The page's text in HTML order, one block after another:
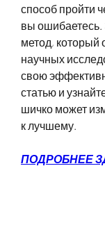
способ пройти
вы
метод, который
научных
свою
статью и
шичко может
к лучшему.
ПОДРОБНЕЕ